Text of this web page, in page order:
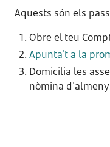
Aquests són els
Obre el teu
Apunta't a la
Domicilia les
nòmina